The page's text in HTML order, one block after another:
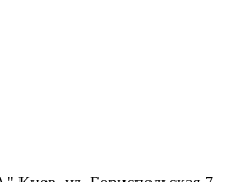
черный (143х130х60), 250 шт/уп
ПС-52 на 2250 мл, 450 шт/уп
контейнеры для еды